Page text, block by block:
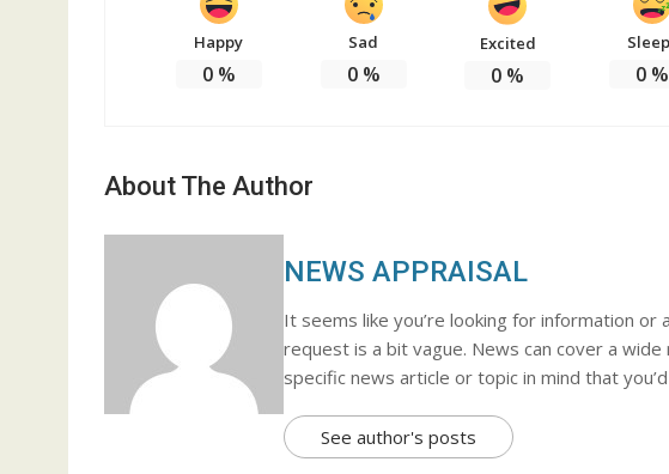
Happy
0%
Sad
0%
Excited
0 % 0 %
About The Author
NEWS APPRAISAL
It seems like you’re looking for information
request is a bit vague. News can cover a
specific news article or topic in mind that
See author's posts